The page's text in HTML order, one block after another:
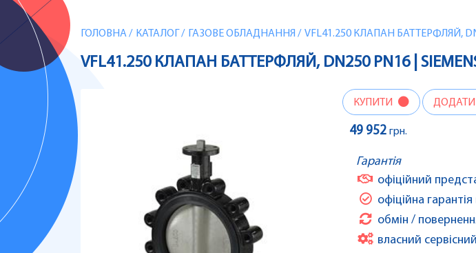
ГОЛОВНА/ КАТАЛОГ / ГАЗОВЕ ОБЛАДНАННЯ / VFL41.250 КЛАПАН БАТТЕРФЛЯЙ,
VFL41.250 КЛАПАН БАТТЕРФЛЯЙ, DN250 PN16 |
КУПИТИ ДОДАТИ
49 952 грн.
Гарантія
офіційний
офіційна
обмін /
власний